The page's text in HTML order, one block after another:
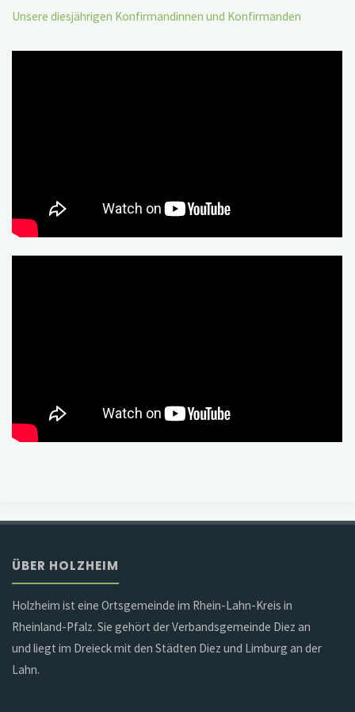
Unsere diesjährigen Konfirmandinnen und Konfirmanden
ÜBER HOLZHEIM
Holzheim ist eine Ortsgemeinde im Rhein-Lahn-Kreis in
Rheinland-Pfalz. Sie gehört der Verbandsgemeinde Diez an
und liegt im Dreieck mit den Städten Diez und Limburg an der
Lahn.